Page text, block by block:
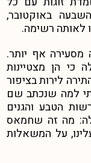
באוקטובר,
לאותה רשימה.
מסעירה אף יותר.
כי הן מצטיינות
לירות בציפור
למה שנכתב שם
הטבע והגנים
מה זה שחמאס
על המשאלות